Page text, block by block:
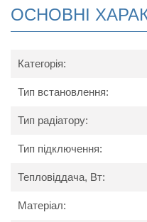
підвищує тепловіддачу;
клапан, що дозволяє
В комплект до
ОСНОВНІ
Категорія:
Тип встановлення:
Тип радіатору:
Тип підключення:
Тепловіддача, Вт:
Матеріал: